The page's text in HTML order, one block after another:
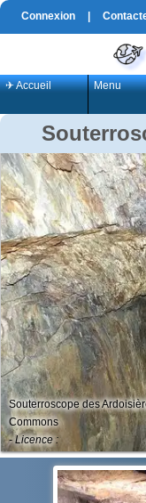
Connexion
✈ Accueil Menu
Souterroscope des
Commons
- Licence :